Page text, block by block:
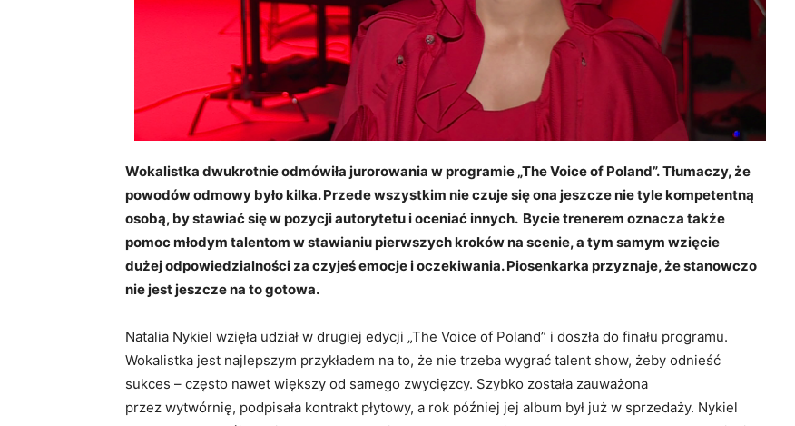
Wokalistka dwukrotnie odmówiła jurorowania w programie „The Voice of Poland”. Tłumaczy, że
powodów odmowy było kilka. Przede wszystkim nie czuje się ona jeszcze nie tyle kompetentną
osobą, by stawiać się w pozycji autorytetu i oceniać innych. Bycie trenerem oznacza także
pomoc młodym talentom w stawianiu pierwszych kroków na scenie, a tym samym wzięcie
dużej odpowiedzialności za czyjeś emocje i oczekiwania. Piosenkarka przyznaje, że stanowczo
nie jest jeszcze na to gotowa.
Natalia Nykiel wzięła udział w drugiej edycji „The Voice of Poland” i doszła do finału programu.
Wokalistka jest najlepszym przykładem na to, że nie trzeba wygrać talent show, żeby odnieść
sukces – często nawet większy od samego zwycięzcy. Szybko została zauważona
przez wytwórnię, podpisała kontrakt płytowy, a rok później jej album był już w sprzedaży. Nykiel